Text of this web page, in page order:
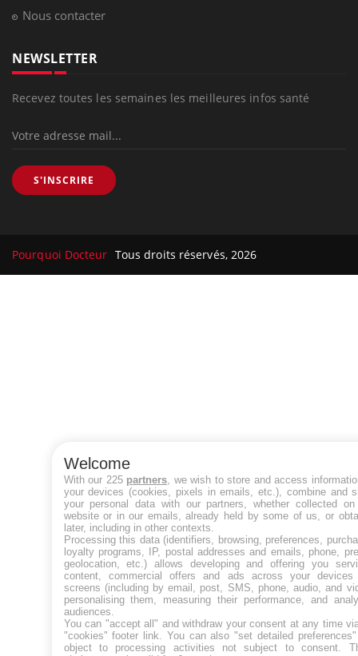
Nous contacter
NEWSLETTER
Recevez toutes les semaines les meilleures infos santé
S'INSCRIRE
Pourquoi Docteur Tous droits réservés, 2026
Welcome
With our 225 partners , we wish to store and access
your devices (cookies, pixels in emails, etc.), combine and
your personal data with our partners, whether collected
website or in our emails, already held by some of us, or
later, including in other contexts.
Processing this data (identifiers, browsing, preferences,
loyalty programs, IP, postal addresses and emails, phone,
geolocation, etc.) allows developing and offering you
content, commercial offers and ads across your devices
screens (including by email, post, SMS, phone, audio, and
personalising them, measuring their performance, and
audiences.
You can "accept all" and withdraw your consent at any time
"cookies" footer link . You can also "set detailed
object to processing activities not subject to consent.